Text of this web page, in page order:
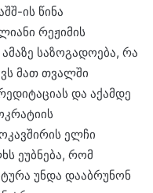
ის წინა
რეჟიმის
საზოგადოება, რა
მათ თვალში
და აქამდე
ელჩი
ეუბნება, რომ
უნდა დააბრუნონ